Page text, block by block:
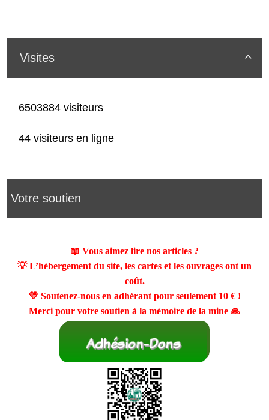

Visites
6503884 visiteurs
44 visiteurs en ligne
Votre soutien
📖 Vous aimez lire nos articles ?
💡 L’hébergement du site, les cartes et les ouvrages ont un
coût.
💛 Soutenez-nous en adhérant pour seulement 10 €!
Merci pour votre soutien à la mémoire de la mine 🙏